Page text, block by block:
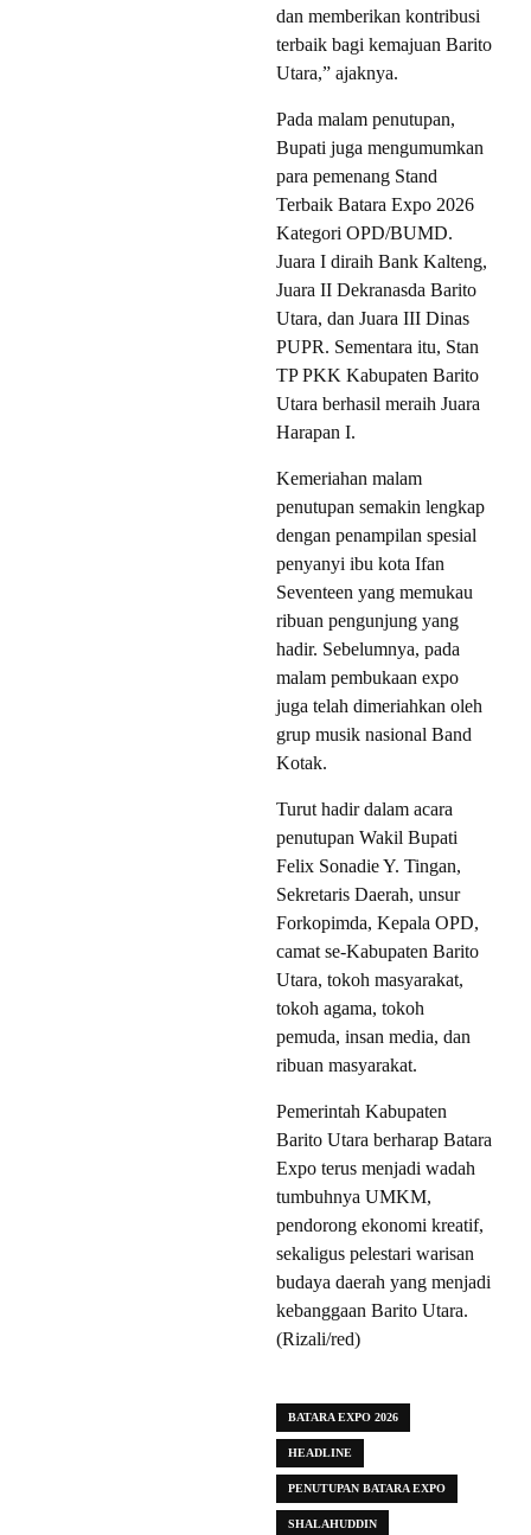
dan memberikan kontribusi
terbaik bagi kemajuan Barito
Utara,” ajaknya.
Pada malam penutupan,
Bupati juga mengumumkan
para pemenang Stand
Terbaik Batara Expo 2026
Kategori OPD/BUMD.
Juara I diraih Bank Kalteng,
Juara II Dekranasda Barito
Utara, dan Juara III Dinas
PUPR. Sementara itu, Stan
TP PKK Kabupaten Barito
Utara berhasil meraih Juara
Harapan I.
Kemeriahan malam
penutupan semakin lengkap
dengan penampilan spesial
penyanyi ibu kota Ifan
Seventeen yang memukau
ribuan pengunjung yang
hadir. Sebelumnya, pada
malam pembukaan expo
juga telah dimeriahkan oleh
grup musik nasional Band
Kotak.
Turut hadir dalam acara
penutupan Wakil Bupati
Felix Sonadie Y. Tingan,
Sekretaris Daerah, unsur
Forkopimda, Kepala OPD,
camat se-Kabupaten Barito
Utara, tokoh masyarakat,
tokoh agama, tokoh
pemuda, insan media, dan
ribuan masyarakat.
Pemerintah Kabupaten
Barito Utara berharap Batara
Expo terus menjadi wadah
tumbuhnya UMKM,
pendorong ekonomi kreatif,
sekaligus pelestari warisan
budaya daerah yang menjadi
kebanggaan Barito Utara.
(Rizali/red)
BATARA EXPO 2026
HEADLINE
PENUTUPAN BATARA EXPO
SHALAHUDDIN